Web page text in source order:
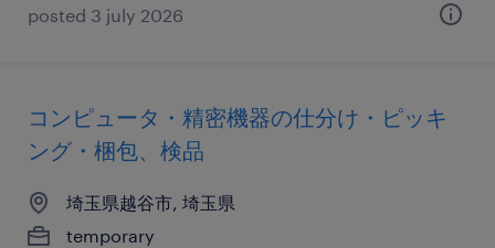
posted 3 july 2026
コンピュータ・精密機器の仕分け・ピッキ
ング・梱包、検品
埼玉県越谷市, 埼玉県
temporary